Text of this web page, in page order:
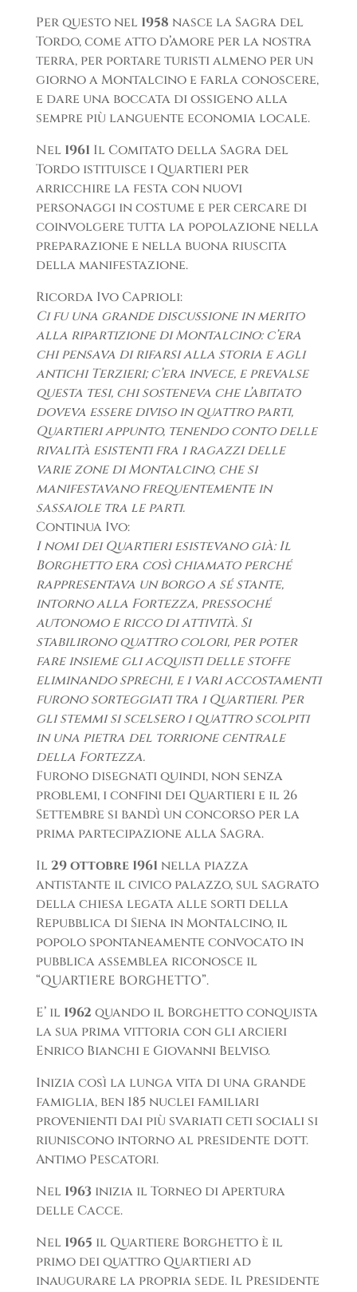
Per questo nel 1958 nasce la Sagra del
Tordo, come atto d’amore per la nostra
terra, per portare turisti almeno per un
giorno a Montalcino e farla conoscere,
e dare una boccata di ossigeno alla
sempre più languente economia locale.
Nel 1961 Il Comitato della Sagra del
Tordo istituisce i Quartieri per
arricchire la festa con nuovi
personaggi in costume e per cercare di
coinvolgere tutta la popolazione nella
preparazione e nella buona riuscita
della manifestazione.
Ricorda Ivo Caprioli:
Ci fu una grande discussione in merito
alla ripartizione di Montalcino: c’era
chi pensava di rifarsi alla storia e agli
antichi Terzieri; c’era invece, e prevalse
questa tesi, chi sosteneva che l’abitato
doveva essere diviso in quattro parti,
Quartieri appunto, tenendo conto delle
rivalità esistenti fra i ragazzi delle
varie zone di Montalcino, che si
manifestavano frequentemente in
sassaiole tra le parti.
Continua Ivo:
I nomi dei Quartieri esistevano già: Il
Borghetto era così chiamato perché
rappresentava un borgo a sé stante,
intorno alla Fortezza, pressoché
autonomo e ricco di attività. Si
stabilirono quattro colori, per poter
fare insieme gli acquisti delle stoffe
eliminando sprechi, e i vari accostamenti
furono sorteggiati tra i Quartieri. Per
gli stemmi si scelsero i quattro scolpiti
in una pietra del torrione centrale
della Fortezza.
Furono disegnati quindi, non senza
problemi, i confini dei Quartieri e il 26
Settembre si bandì un concorso per la
prima partecipazione alla Sagra.
Il 29 ottobre 1961 nella piazza
antistante il civico palazzo, sul sagrato
della chiesa legata alle sorti della
Repubblica di Siena in Montalcino, il
popolo spontaneamente convocato in
pubblica assemblea riconosce il
“QUARTIERE BORGHETTO”.
E’ il 1962 quando il Borghetto conquista
la sua prima vittoria con gli arcieri
Enrico Bianchi e Giovanni Belviso.
Inizia così la lunga vita di una grande
famiglia, ben 185 nuclei familiari
provenienti dai più svariati ceti sociali si
riuniscono intorno al presidente dott.
Antimo Pescatori.
Nel 1963 inizia il Torneo di Apertura
delle Cacce.
Nel 1965 il Quartiere Borghetto è il
primo dei quattro Quartieri ad
inaugurare la propria sede. Il Presidente